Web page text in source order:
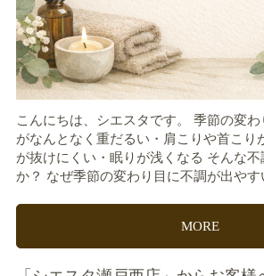
こんにちは、シエスタです。 季節の変
がなんとなく重だるい・肩こりや首こり
が抜けにくい・眠りが浅くなる そんな
か？ なぜ季節の変わり目に不調が出や
MORE